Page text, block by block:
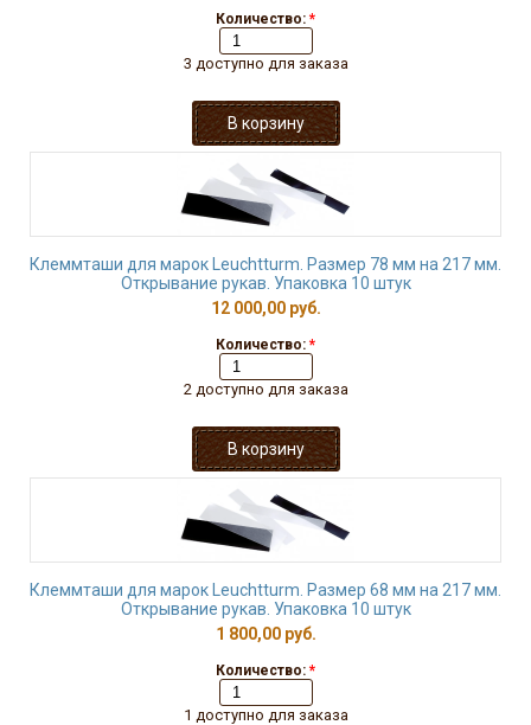
Количество: *
3 доступно для заказа
Клеммташи для марок Leuchtturm. Размер 78 мм на 217 мм.
Открывание рукав. Упаковка 10 штук
12 000,00 руб.
Количество: *
2 доступно для заказа
Клеммташи для марок Leuchtturm. Размер 68 мм на 217 мм.
Открывание рукав. Упаковка 10 штук
1 800,00 руб.
Количество: *
1 доступно для заказа